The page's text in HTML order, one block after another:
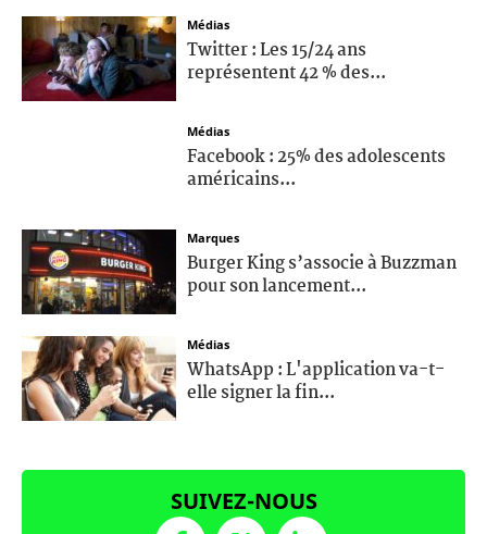
Médias
Twitter : Les 15/24 ans
représentent 42 % des...
Médias
Facebook : 25% des adolescents
américains...
Marques
Burger King s’associe à Buzzman
pour son lancement...
Médias
WhatsApp : L'application va-t-
elle signer la fin...
SUIVEZ-NOUS